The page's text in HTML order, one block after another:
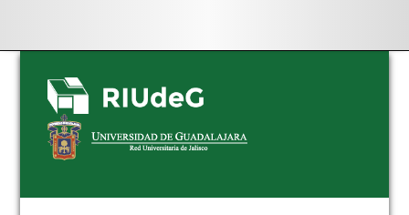
Skip
navigation